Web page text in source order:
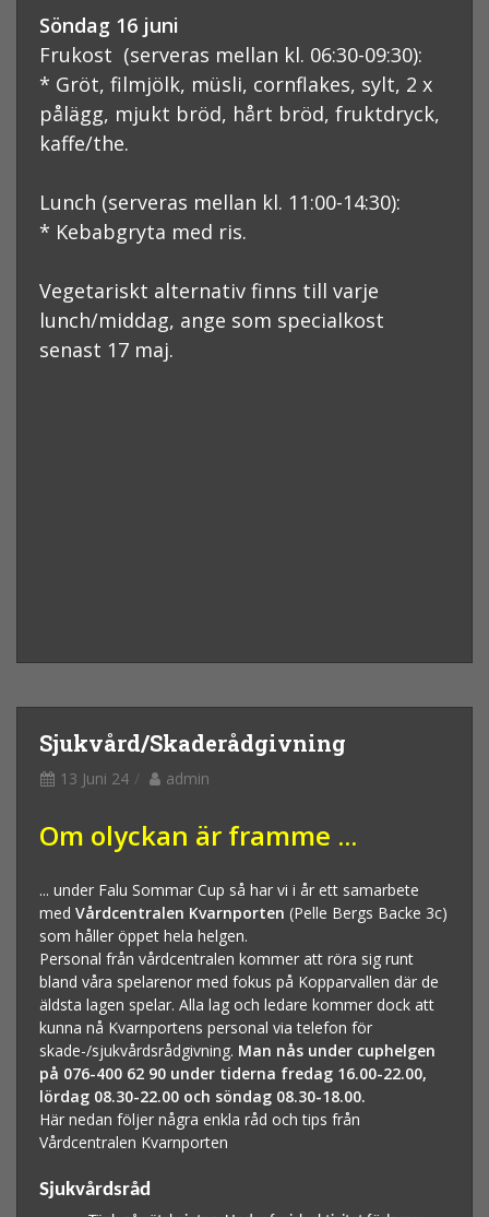
Söndag 16 juni
Frukost (serveras mellan kl. 06:30-09:30):
* Gröt, filmjölk, müsli, cornflakes, sylt, 2 x
pålägg, mjukt bröd, hårt bröd, fruktdryck,
kaffe/the.
Lunch (serveras mellan kl. 11:00-14:30):
* Kebabgryta med ris.
Vegetariskt alternativ finns till varje
lunch/middag, ange som specialkost
senast 17 maj.
Sjukvård/Skaderådgivning
13 Juni 24 admin
Om olyckan är framme ...
... under Falu Sommar Cup så har vi i år ett samarbete
med Vårdcentralen Kvarnporten (Pelle Bergs Backe 3c)
som håller öppet hela helgen.
Personal från vårdcentralen kommer att röra sig runt
bland våra spelarenor med fokus på Kopparvallen där de
äldsta lagen spelar. Alla lag och ledare kommer dock att
kunna nå Kvarnportens personal via telefon för
skade-/sjukvårdsrådgivning. Man nås under cuphelgen
på 076-400 62 90 under tiderna fredag 16.00-22.00,
lördag 08.30-22.00 och söndag 08.30-18.00.
Här nedan följer några enkla råd och tips från
Vårdcentralen Kvarnporten
Sjukvårdsråd